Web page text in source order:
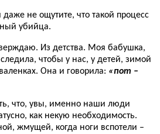
не ощутите, что такой процесс
убийца.
Из детства. Моя бабушка,
чтобы у нас, у детей, зимой
Она и говорила: «пот –
что, увы, именно наши люди
как некую необходимость.
жмущей, когда ноги вспотели –